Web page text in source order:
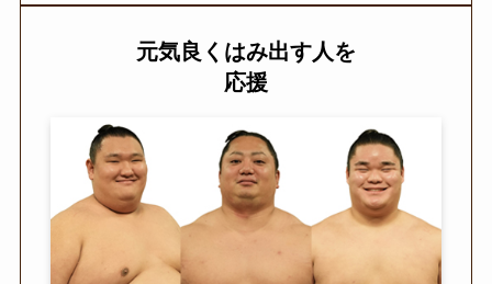
元気良くはみ出す人を
応援